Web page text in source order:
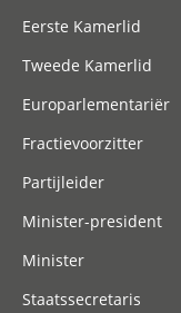
Eerste Kamerlid
Tweede Kamerlid
Europarlementariër
Fractievoorzitter
Partijleider
Minister-president
Minister
Staatssecretaris